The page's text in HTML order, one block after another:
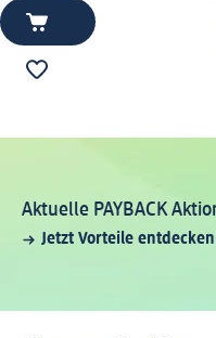
Aktuelle PAYBACK
Jetzt Vorteile